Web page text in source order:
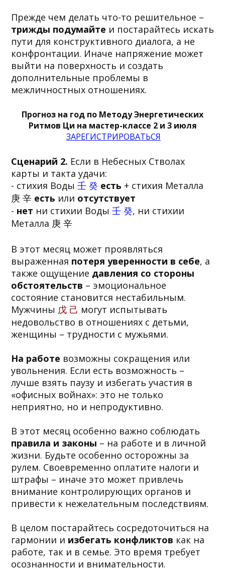
Прежде чем делать что-то решительное –
трижды подумайте и постарайтесь искать
пути для конструктивного диалога, а не
конфронтации. Иначе напряжение может
выйти на поверхность и создать
дополнительные проблемы в
межличностных отношениях.
Прогноз на год по Методу Энергетических
Ритмов Ци на мастер-классе 2 и 3 июля
ЗАРЕГИСТРИРОВАТЬСЯ
Сценарий 2. Если в Небесных Стволах
карты и такта удачи:
- стихия Воды 壬 癸 есть + стихия Металла
庚 辛 есть или отсутствует
- нет ни стихии Воды 壬 癸, ни стихии
Металла 庚 辛
В этот месяц может проявляться
выраженная потеря уверенности в себе, а
также ощущение давления со стороны
обстоятельств – эмоциональное
состояние становится нестабильным.
Мужчины 戊 己 могут испытывать
недовольство в отношениях с детьми,
женщины – трудности с мужьями.
На работе возможны сокращения или
увольнения. Если есть возможность –
лучше взять паузу и избегать участия в
«офисных войнах»: это не только
неприятно, но и непродуктивно.
В этот месяц особенно важно соблюдать
правила и законы – на работе и в личной
жизни. Будьте особенно осторожны за
рулем. Своевременно оплатите налоги и
штрафы – иначе это может привлечь
внимание контролирующих органов и
привести к нежелательным последствиям.
В целом постарайтесь сосредоточиться на
гармонии и избегать конфликтов как на
работе, так и в семье. Это время требует
осознанности и внимательности.